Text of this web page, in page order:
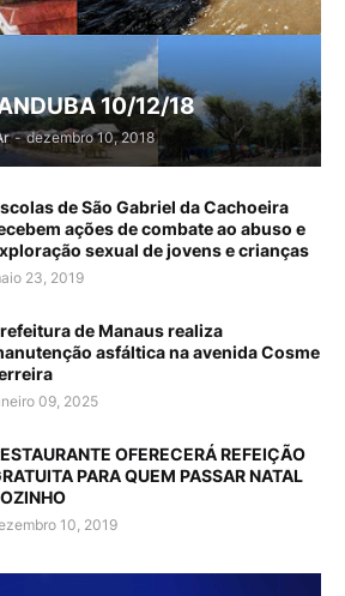
10/12/18
- dezembro 10, 2018
de São Gabriel da Cachoeira
ações de combate ao abuso e
sexual de jovens e crianças
23, 2019
de Manaus realiza
asfáltica na avenida Cosme
09, 2025
OFERECERÁ REFEIÇÃO
PARA QUEM PASSAR NATAL
10, 2019